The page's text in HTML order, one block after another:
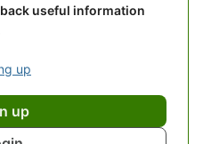
useful information
up
up